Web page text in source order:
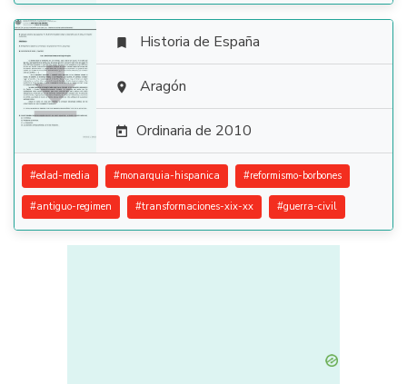

 Historia de España
 Aragón
 Ordinaria de 2010
#edad-media #monarquia-hispanica #reformismo-borbones
#antiguo-regimen #transformaciones-xix-xx #guerra-civil